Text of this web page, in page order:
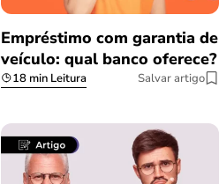
Empréstimo com garantia de
veículo: qual banco oferece?
18 min Leitura Salvar artigo